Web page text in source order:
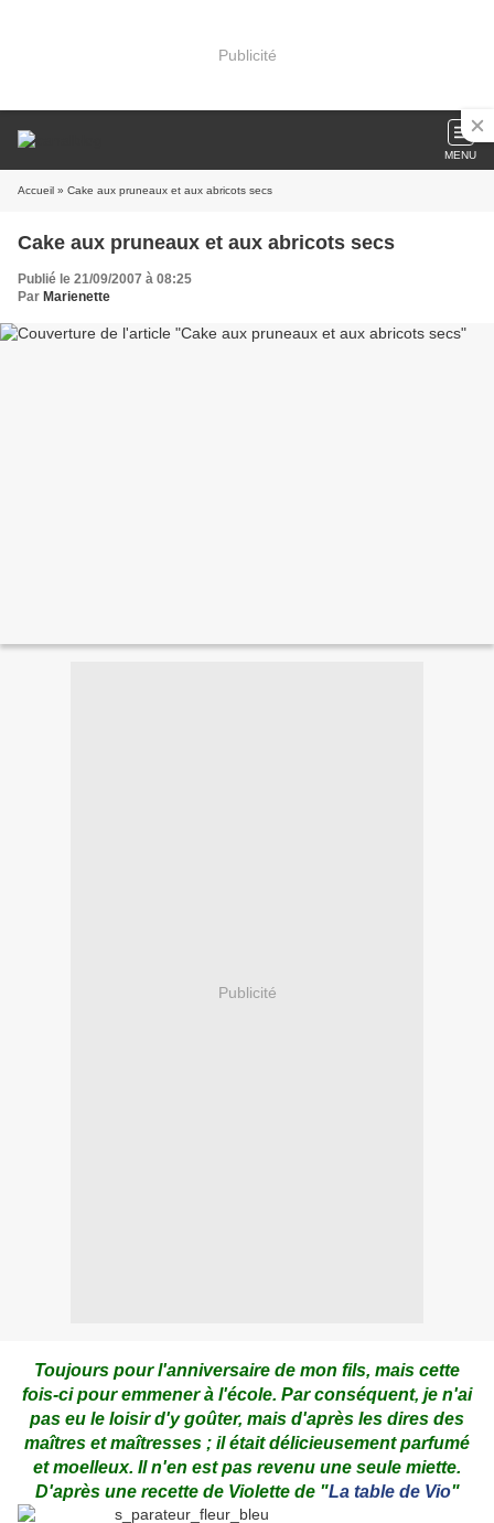
Publicité
MENU
Accueil » Cake aux pruneaux et aux abricots secs
Cake aux pruneaux et aux abricots secs
Publié le 21/09/2007 à 08:25
Par Marienette
Publicité
Toujours pour l'anniversaire de mon fils, mais cette
fois-ci pour emmener à l'école. Par conséquent, je n'ai
pas eu le loisir d'y goûter, mais d'après les dires des
maîtres et maîtresses ; il était délicieusement parfumé
et moelleux. Il n'en est pas revenu une seule miette.
D'après une recette de Violette de "La table de Vio"